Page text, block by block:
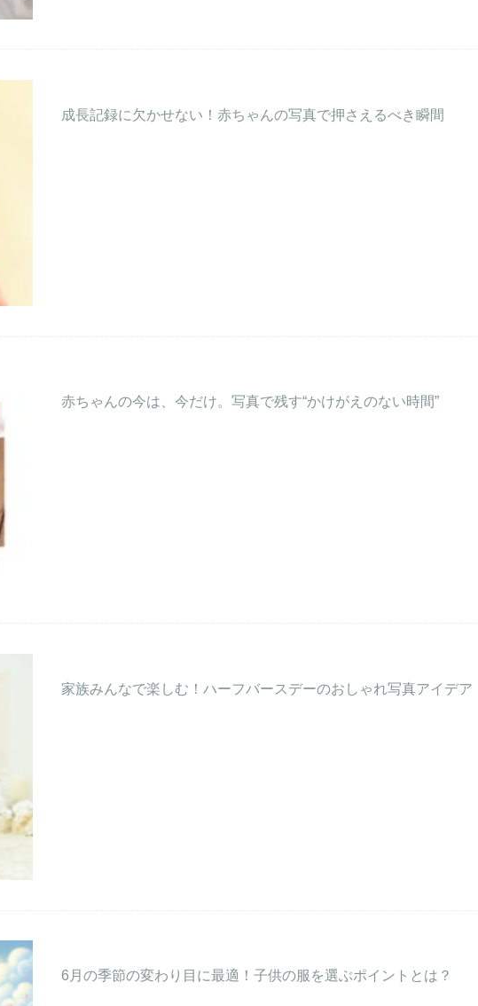
成長記録に欠かせない！赤ちゃんの写真で押さえるべき瞬間
赤ちゃんの今は、今だけ。写真で残す“かけがえのない時間”
家族みんなで楽しむ！ハーフバースデーのおしゃれ写真アイデア
6月の季節の変わり目に最適！子供の服を選ぶポイントとは？